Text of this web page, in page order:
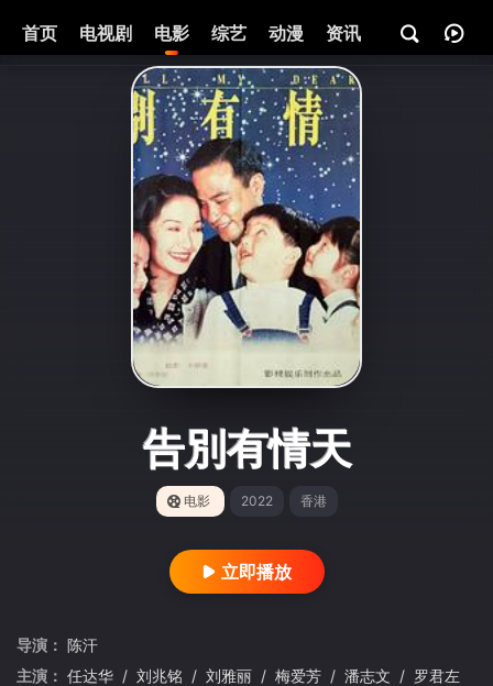
首页 电视剧 电影 综艺 动漫 资讯
告別有情天
电影 2022 香港
立即播放
导演： 陈汗
主演： 任达华 / 刘兆铭 / 刘雅丽 / 梅爱芳 / 潘志文 / 罗君左